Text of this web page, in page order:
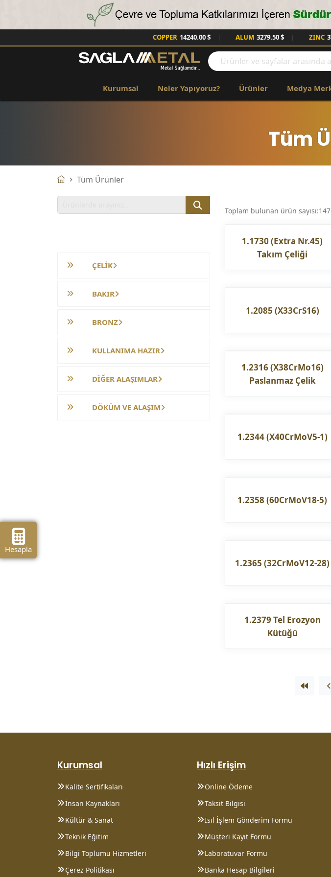
COPPER 14240.00 $ | ALUM 3279.50 $ | ZINC
Kurumsal Neler Yapıyoruz? Ürünler Medya
Tüm
Tüm Ürünler
ÇELİK
BAKIR
BRONZ
KULLANIMA HAZIR
DİĞER ALAŞIMLAR
DÖKÜM VE ALAŞIM
Toplam bulunan ürün sayısı:147
1.1730 (Extra Nr.45)
Takım Çeliği
1.2085 (X33CrS16)
1.2316 (X38CrMo16)
Paslanmaz Çelik
1.2344 (X40CrMoV5-1)
1.2358 (60CrMoV18-5)
1.2365 (32CrMoV12-28)
1.2379 Tel Erozyon
Kütüğü
Kurumsal
Kalite Sertifikaları
İnsan Kaynakları
Kültür & Sanat
Teknik Eğitim
Bilgi Toplumu Hizmetleri
Çerez Politikası
Hızlı Erişim
Online Ödeme
Taksit Bilgisi
Isıl İşlem Gönderim Formu
Müşteri Kayıt Formu
Laboratuvar Formu
Banka Hesap Bilgileri
Hesapla